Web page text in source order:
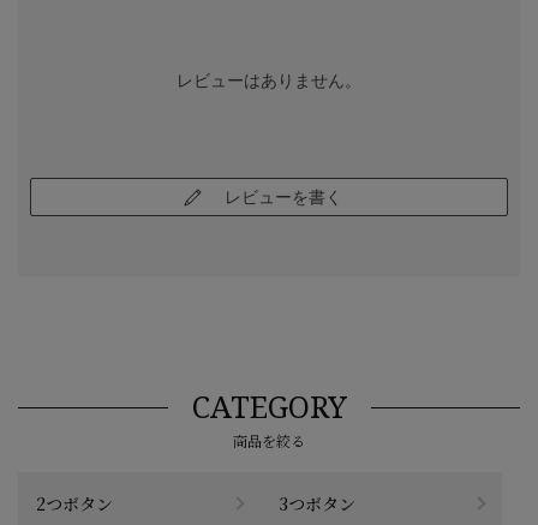
レビューはありません。
レビューを書く
CATEGORY
商品を絞る
2つボタン 3つボタン